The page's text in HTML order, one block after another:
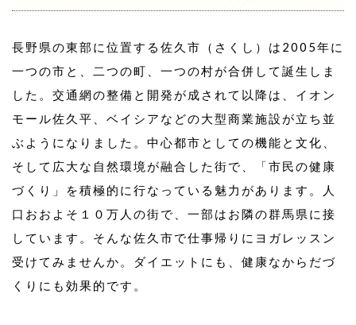
長野県の東部に位置する佐久市（さくし）は2005年に
一つの市と、二つの町、一つの村が合併して誕生しま
した。交通網の整備と開発が成されて以降は、イオン
モール佐久平、ベイシアなどの大型商業施設が立ち並
ぶようになりました。中心都市としての機能と文化、
そして広大な自然環境が融合した街で、「市民の健康
づくり」を積極的に行なっている魅力があります。人
口おおよそ１０万人の街で、一部はお隣の群馬県に接
しています。そんな佐久市で仕事帰りにヨガレッスン
受けてみませんか。ダイエットにも、健康なからだづ
くりにも効果的です。